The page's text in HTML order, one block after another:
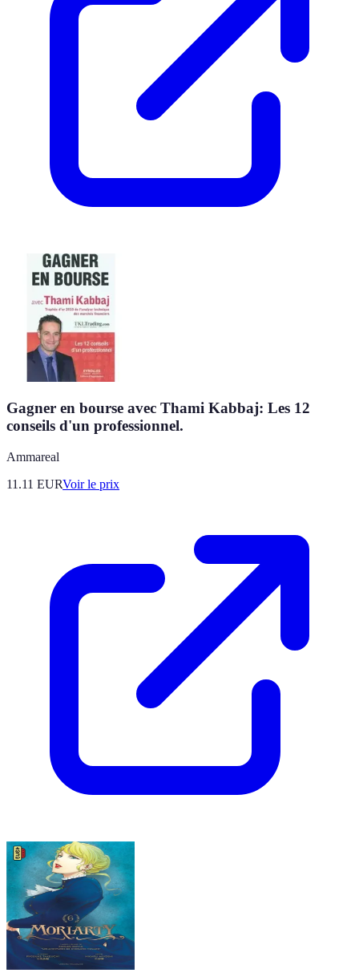
Gagner en bourse avec Thami Kabbaj: Les 12
conseils d'un professionnel.
Ammareal
11.11 EURVoir le prix